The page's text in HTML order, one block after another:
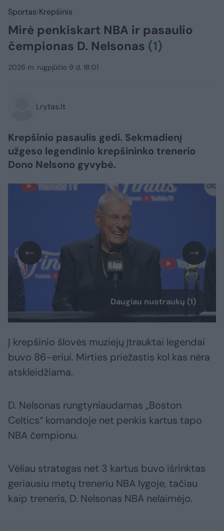
Sportas Krepšinis
Mirė penkiskart NBA ir pasaulio
čempionas D. Nelsonas (1)
2026 m. rugpjūčio 9 d. 18:01
Lrytas.lt
Krepšinio pasaulis gedi. Sekmadienį
užgeso legendinio krepšininko trenerio
Dono Nelsono gyvybė.
Daugiau nuotraukų (1)
Į krepšinio šlovės muziejų įtrauktai legendai
buvo 86-eriui. Mirties priežastis kol kas nėra
atskleidžiama.
D. Nelsonas rungtyniaudamas „Boston
Celtics“ komandoje net penkis kartus tapo
NBA čempionu.
Vėliau strategas net 3 kartus buvo išrinktas
geriausiu metų treneriu NBA lygoje, tačiau
kaip treneris, D. Nelsonas NBA nelaimėjo.